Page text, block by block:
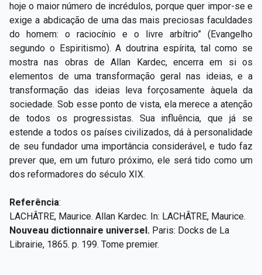
hoje o maior número de incrédulos, porque quer impor-se e
exige a abdicação de uma das mais preciosas faculdades
do homem: o raciocínio e o livre arbítrio” (Evangelho
segundo o Espiritismo). A doutrina espírita, tal como se
mostra nas obras de Allan Kardec, encerra em si os
elementos de uma transformação geral nas ideias, e a
transformação das ideias leva forçosamente àquela da
sociedade. Sob esse ponto de vista, ela merece a atenção
de todos os progressistas. Sua influência, que já se
estende a todos os países civilizados, dá à personalidade
de seu fundador uma importância considerável, e tudo faz
prever que, em um futuro próximo, ele será tido como um
dos reformadores do século XIX.
Referência:
LACHÂTRE, Maurice. Allan Kardec. In: LACHÂTRE, Maurice.
Nouveau dictionnaire universel. Paris: Docks de La
Librairie, 1865. p. 199. Tome premier.